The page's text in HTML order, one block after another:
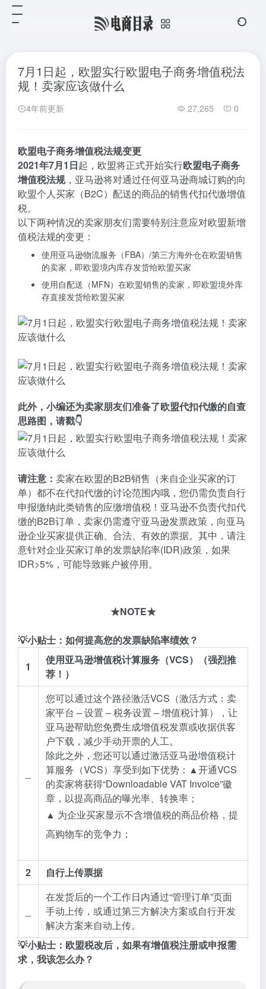
7月1日起，欧盟实行欧盟电子商务增值税法
规！卖家应该做什么
4年前更新 27,265 0
欧盟电子商务增值税法规变更
2021年7月1日起，欧盟将正式开始实行欧盟电子商务
增值税法规，亚马逊将对通过任何亚马逊商城订购的向
欧盟个人买家（B2C）配送的商品的销售代扣代缴增值
税。
以下两种情况的卖家朋友们需要特别注意应对欧盟新增
值税法规的变更：
使用亚马逊物流服务（FBA）/第三方海外仓在欧盟销售
的卖家，即欧盟境内库存发货给欧盟买家
使用自配送（MFN）在欧盟销售的卖家，即欧盟境外库
存直接发货给欧盟买家
此外，小编还为卖家朋友们准备了欧盟代扣代缴的自查
思路图，请戳👇
请注意： 卖家在欧盟的B2B销售（来自企业买家的订
单）都不在代扣代缴的讨论范围内哦，您仍需负责自行
申报缴纳此类销售的应缴增值税！亚马逊不负责代扣代
缴的B2B订单，卖家仍需遵守亚马逊发票政策，向亚马
逊企业买家提供正确、合法、有效的票据。其中，请注
意针对企业买家订单的发票缺陷率(IDR)政策，如果
IDR>5%，可能导致账户被停用。
★NOTE★
💡小贴士 ：如何提高您的发票缺陷率绩效？
1
使用亚马逊增值税计算服务（VCS）
（强烈推
荐！）
您可以通过这个路径激活VCS（激活方式：卖
家平台 – 设置 – 税务设置 – 增值税计算），让
亚马逊帮助您免费生成增值税发票或收据供客
户下载，减少手动开票的人工。
除此之外，您还可以通过激活亚马逊增值税计
算服务（VCS）享受到如下优势：▲开通VCS
的卖家将获得“Downloadable VAT Invoice”徽
章，以提高商品的曝光率、转换率；
▲ 为企业买家显示不含增值税的商品价格，提
高购物车的竞争力；
2 自行上传票据
在发货后的一个工作日内通过“管理订单”页面
手动上传，或通过第三方解决方案或自行开发
解决方案来自动上传。
💡小贴士：欧盟税改后，如果有增值税注册或申报需
求，我该怎么办？